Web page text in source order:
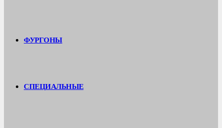
ФУРГОНЫ
СПЕЦИАЛЬНЫЕ